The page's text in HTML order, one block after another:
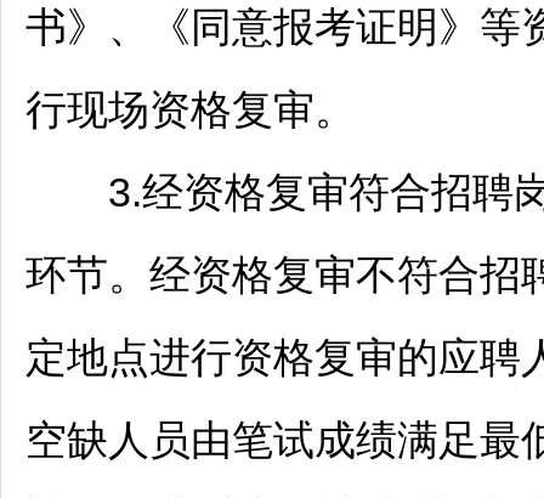
书》、《同意报考证明》等
行现场资格复审。
3.经资格复审符合招聘
环节。经资格复审不符合招
定地点进行资格复审的应聘
空缺人员由笔试成绩满足最